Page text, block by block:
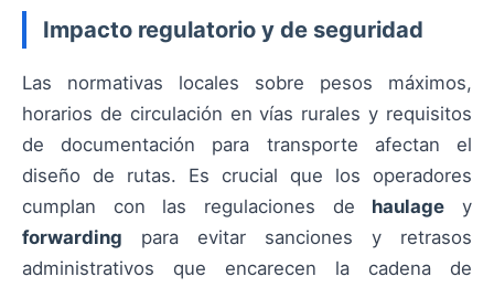
Impacto regulatorio y de seguridad
Las normativas locales sobre pesos máximos,
horarios de circulación en vías rurales y requisitos
de documentación para transporte afectan el
diseño de rutas. Es crucial que los operadores
cumplan con las regulaciones de haulage y
forwarding para evitar sanciones y retrasos
administrativos que encarecen la cadena de